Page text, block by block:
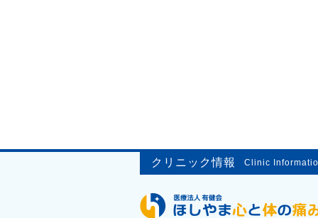
クリニック情報 Clinic